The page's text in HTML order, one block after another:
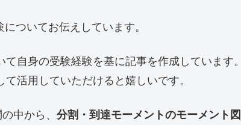
ついてお伝えしています。
自身の受験経験を基に記事を作成しています。
活用していただけると嬉しいです。
中から、 分割・到達モーメントのモーメント図